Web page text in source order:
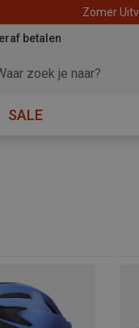
Zomer
betalen
SALE